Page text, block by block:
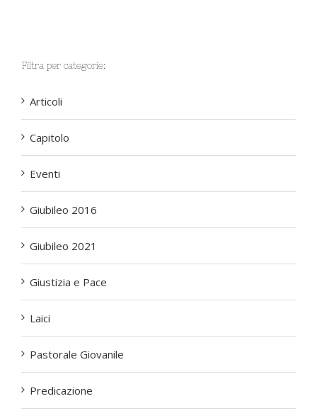
Filtra per categorie:
Articoli
Capitolo
Eventi
Giubileo 2016
Giubileo 2021
Giustizia e Pace
Laici
Pastorale Giovanile
Predicazione